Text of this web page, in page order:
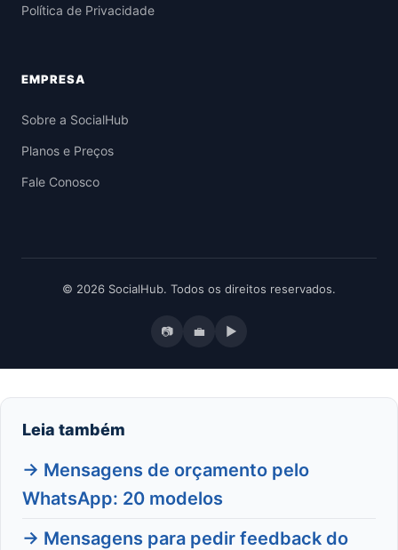
Política de Privacidade
EMPRESA
Sobre a SocialHub
Planos e Preços
Fale Conosco
© 2026 SocialHub. Todos os direitos reservados.
📷 💼 ▶
Leia também
→ Mensagens de orçamento pelo
WhatsApp: 20 modelos
→ Mensagens para pedir feedback do